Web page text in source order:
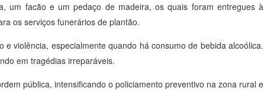
um facão e um pedaço de madeira, os quais foram entregues à
os serviços funerários de plantão.
violência, especialmente quando há consumo de bebida alcoólica.
em tragédias irreparáveis.
pública, intensificando o policiamento preventivo na zona rural e